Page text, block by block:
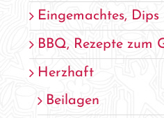
Eingemachtes, Dips
BBQ, Rezepte zum
Herzhaft
Beilagen